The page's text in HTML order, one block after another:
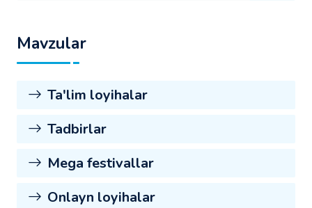
Mavzular
Ta'lim loyihalar
Tadbirlar
Mega festivallar
Onlayn loyihalar